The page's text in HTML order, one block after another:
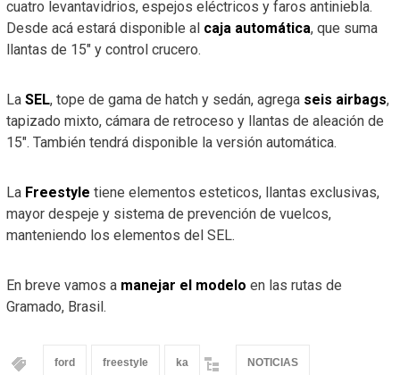
cuatro levantavidrios, espejos eléctricos y faros antiniebla.
Desde acá estará disponible al caja automática, que suma
llantas de 15″ y control crucero.
La SEL, tope de gama de hatch y sedán, agrega seis airbags,
tapizado mixto, cámara de retroceso y llantas de aleación de
15″. También tendrá disponible la versión automática.
La Freestyle tiene elementos esteticos, llantas exclusivas,
mayor despeje y sistema de prevención de vuelcos,
manteniendo los elementos del SEL.
En breve vamos a manejar el modelo en las rutas de
Gramado, Brasil.
ford freestyle ka NOTICIAS